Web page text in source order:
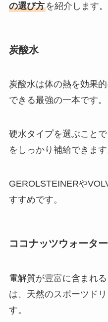
の選び方を紹介します。
炭酸水
炭酸水は体の熱を効果
できる最強の一本です。
硬水タイプを選ぶこと
をしっかり補給できます
GEROLSTEINERや
すすめです。
ココナッツウォーター
電解質が豊富に含まれ
は、天然のスポーツド
す。